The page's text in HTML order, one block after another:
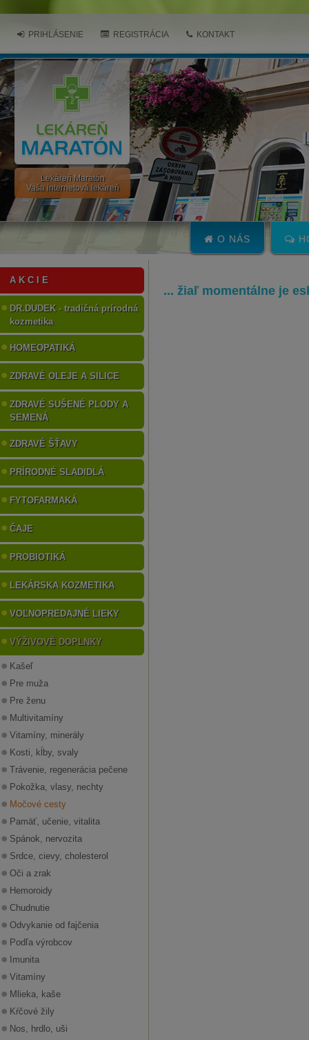
Lekáreň Maratón
Vaša internetová lekáreň
PRIHLÁSENIE REGISTRÁCIA KONTAKT
O NÁS
A K C I E
DR.DUDEK - tradičná prírodná
kozmetika
HOMEOPATIKÁ
ZDRAVÉ OLEJE A SILICE
ZDRAVÉ SUŠENÉ PLODY A
SEMENÁ
ZDRAVÉ ŠŤAVY
PRÍRODNÉ SLADIDLÁ
FYTOFARMAKÁ
ČAJE
PROBIOTIKÁ
LEKÁRSKA KOZMETIKA
VOĽNOPREDAJNÉ LIEKY
VÝŽIVOVÉ DOPLNKY
Kašeľ
Pre muža
Pre ženu
Multivitamíny
Vitamíny, minerály
Kosti, kĺby, svaly
Trávenie, regenerácia pečene
Pokožka, vlasy, nechty
Močové cesty
Pamäť, učenie, vitalita
Spánok, nervozita
Srdce, cievy, cholesterol
Oči a zrak
Hemoroidy
Chudnutie
Odvykanie od fajčenia
Podľa výrobcov
Imunita
Vitamíny
Mlieka, kaše
Kŕčové žily
Nos, hrdlo, uši
... žiaľ momentálne je